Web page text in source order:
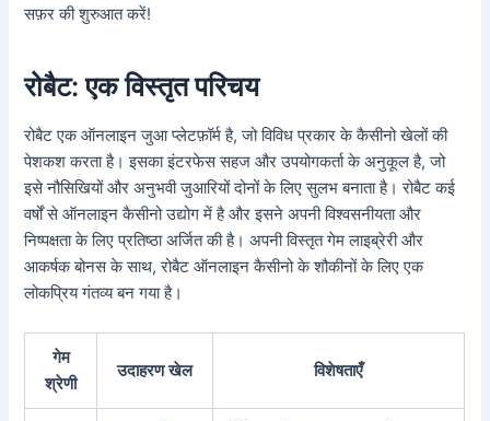
सफ़र की शुरुआत करें!
रोबैट: एक विस्तृत परिचय
रोबैट एक ऑनलाइन जुआ प्लेटफ़ॉर्म है, जो विविध प्रकार के कैसीनो खेलों की
पेशकश करता है। इसका इंटरफेस सहज और उपयोगकर्ता के अनुकूल है, जो
इसे नौसिखियों और अनुभवी जुआरियों दोनों के लिए सुलभ बनाता है। रोबैट कई
वर्षों से ऑनलाइन कैसीनो उद्योग में है और इसने अपनी विश्वसनीयता और
निष्पक्षता के लिए प्रतिष्ठा अर्जित की है। अपनी विस्तृत गेम लाइब्रेरी और
आकर्षक बोनस के साथ, रोबैट ऑनलाइन कैसीनो के शौकीनों के लिए एक
लोकप्रिय गंतव्य बन गया है।
गेम
श्रेणी
उदाहरण खेल विशेषताएँ